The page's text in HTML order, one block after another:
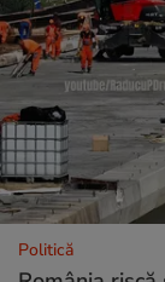
Politică